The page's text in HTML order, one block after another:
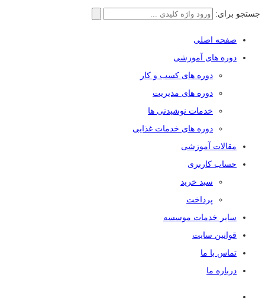
جستجو برای:
صفحه اصلی
دوره های آموزشی
دوره های کسب و کار
دوره های مدیریت
خدمات نوشیدنی ها
دوره های خدمات غذایی
مقالات آموزشی
حساب کاربری
سبد خرید
پرداخت
سایر خدمات موسسه
قوانین سایت
تماس با ما
درباره ما